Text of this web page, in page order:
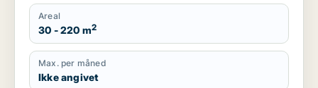
Areal
30 - 220 m2
Max. per måned
Ikke angivet